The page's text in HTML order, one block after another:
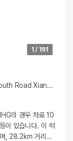
1 / 191
Road Xiangzh
의 경우 차로 10
이 있습니다. 이 럭
, 28.2km 거리 …